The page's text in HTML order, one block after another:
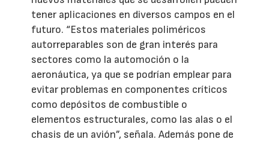
tener aplicaciones en diversos campos en el
futuro. “Estos materiales poliméricos
autorreparables son de gran interés para
sectores como la automoción o la
aeronáutica, ya que se podrían emplear para
evitar problemas en componentes críticos
como depósitos de combustible o
elementos estructurales, como las alas o el
chasis de un avión”, señala. Además pone de